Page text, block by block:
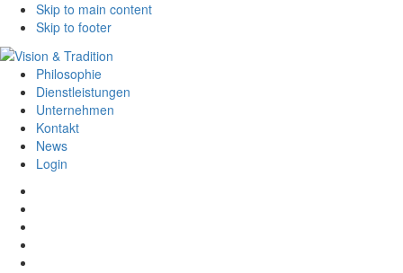
Skip to main content
Skip to footer
Philosophie
Dienstleistungen
Unternehmen
Kontakt
News
Login